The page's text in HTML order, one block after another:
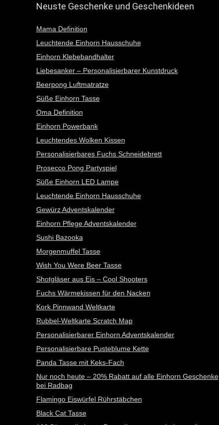
Neuste Geschenke und Geschenkideen
Mama Definition
Leuchtende Einhorn Hausschuhe
Einhorn Klebebandhalter
Liebesanker – Personalisierbarer Kunstdruck
Beerpong Luftmatratze
Süße Einhorn Tasse
Oma Definition
Einhorn Powerbank
Leuchtendes Wolken Kissen
Personalisierbares Fuchs Schneidebrett
Prosecco Pong Partyspiel
Süße Einhorn LED Lampe
Leuchtende Einhorn Hausschuhe
Gewürz Adventskalender
Einhorn Pflege Adventskalender
Sushi Bazooka
Morgenmuffel Tasse
Wish You Were Beer Tasse
Shotgläser aus Eis – Cool Shooters
Fuchs Wärmekissen für den Nacken
Kork Pinnwand Weltkarte
Rubbel-Weltkarte Scratch Map
Personalisierbarer Einhorn Adventskalender
Personalisierbare Pusteblume Kette
Panda Tasse mit Keks-Fach
Nur noch heute – 20% Rabatt auf alle Einhorn Geschenke
bei Radbag
Flamingo Eiswürfel Rührstäbchen
Black Cat Tasse